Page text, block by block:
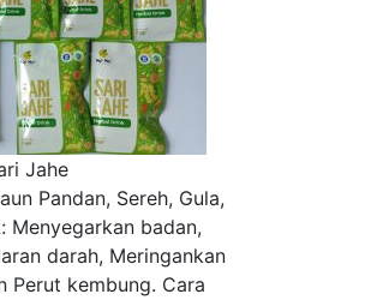
Jahe
Pandan, Sereh, Gula,
Menyegarkan badan,
darah, Meringankan
Perut kembung. Cara